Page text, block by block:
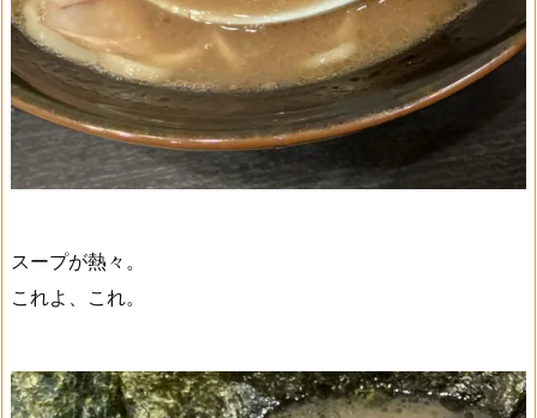
スープが熱々。
これよ、これ。